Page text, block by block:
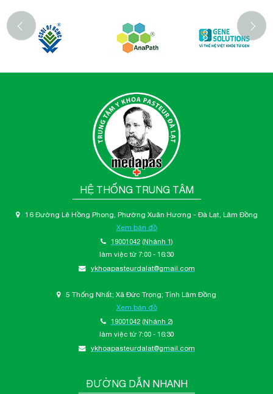
‹
HỆ THỐNG TRUNG TÂM
16 Đường Lê Hồng Phong, Phường Xuân Hương - Đà Lạt, Lâm Đồng
Xem bản đồ
19001042 (Nhánh 1)
làm việc từ 7:00 - 16:30
ykhoapasteurdalat@gmail.com
5 Thống Nhất; Xã Đức Trọng; Tỉnh Lâm Đồng
Xem bản đồ
19001042 (Nhánh 2)
làm việc từ 7:00 - 16:30
ykhoapasteurdalat@gmail.com
ĐƯỜNG DẪN NHANH